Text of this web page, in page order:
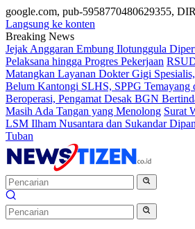
google.com, pub-5958770480629355,
Langsung ke konten
Breaking News
Jejak Anggaran Embung Ilotunggula
Pelaksana hingga Progres Pekerjaan
Matangkan Layanan Dokter Gigi
Belum Kantongi SLHS, SPPG Temayang
Beroperasi, Pengamat Desak BGN
Masih Ada Tangan yang Menolong Surat
LSM Ilham Nusantara dan Sukandar
Tuban